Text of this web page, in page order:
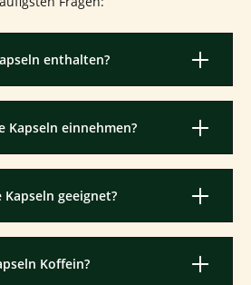
enthalten?
Kapseln einnehmen?
geeignet?
Koffein?